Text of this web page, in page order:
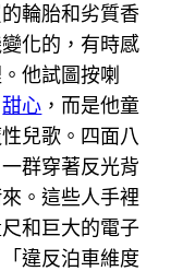
輪胎和劣質香
化的，有時感
他試圖按喇
甜心 ，而是他童
兒歌。四面八
群穿著反光背
。這些人手裡
和巨大的電子
違反泊車維度